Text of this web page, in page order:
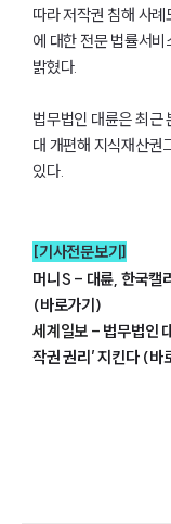
따라 저작권 침해 사
에 대한 전문 법률서
밝혔다.
법무법인 대륜은 최근
대 개편해 지식재산권
있다.
[기사전문보기]
머니S - 대륜, 한국캘
(바로가기)
세계일보 - 법무법인
작권 권리’ 지킨다 (바